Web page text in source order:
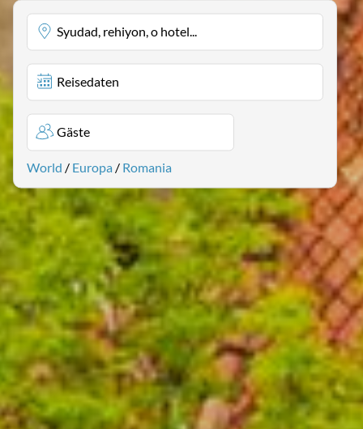
Syudad, rehiyon, o hotel...
Reisedaten
Gäste
World / Europa / Romania